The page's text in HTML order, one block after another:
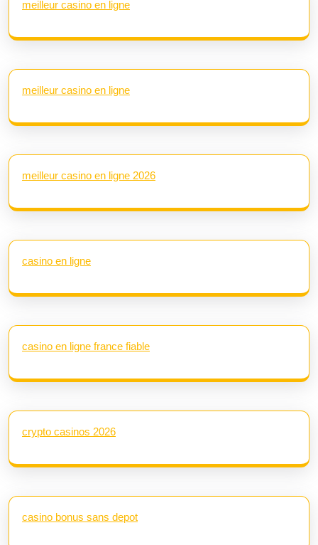
meilleur casino en ligne
meilleur casino en ligne
meilleur casino en ligne 2026
casino en ligne
casino en ligne france fiable
crypto casinos 2026
casino bonus sans depot